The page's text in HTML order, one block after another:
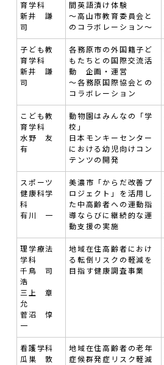
育学科
新井 謙
司
間英語漬け体験
～高山市教育委員会と
のコラボレーション～
子ども教
育学科
新井 謙
司
各務原市の外国籍子ど
もたちとの国際交流活
動 企画・運営
～各務原国際協会との
コラボレーション
こども教
育学科
水野 友
有
動物園はみんなの「学
校」
日本モンキーセンター
における幼児向けコン
テンツの開発
スポーツ
健康科学
科
有川 一
美濃市「からだ改善プ
ロジェクト」を活用し
た中高齢者への運動指
導ならびに継続的な運
動支援の実施
理学療法
学科
千鳥 司
浩
三上 章
允
菅沼 惇
一
地域在住高齢者におけ
る転倒リスクの軽減を
目指す健康調査事業
看護学科
瓜巣 敦
地域在住高齢者の老年
症候群発症リスク軽減